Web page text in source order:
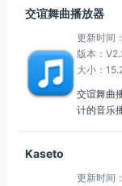
喜欢的音
交谊舞曲播放器
更新时间
版本：
大小：
交谊舞曲
计的音乐
Kaseto
更新时间